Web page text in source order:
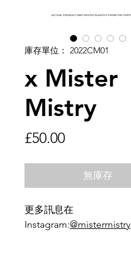
庫存單位： 2022CM01
x Mister
Mistry
£50.00價
格
無庫存
更多訊息在
Instagram:@mistermistry